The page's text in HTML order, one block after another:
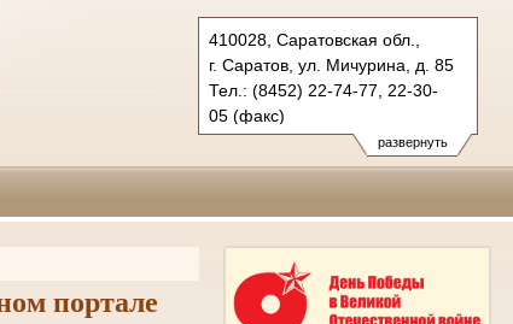
развернуть
410028, Саратовская обл.,
г. Саратов, ул. Мичурина, д. 85
Тел.: (8452) 22-74-77, 22-30-
05 (факс)
oblsud.sar@sudrf.ru
портале